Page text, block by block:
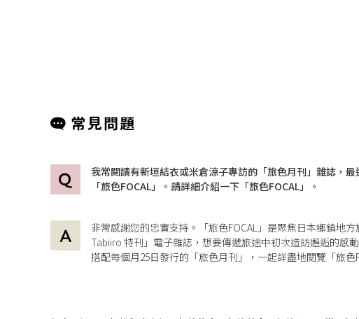
我常閱讀有新垣結衣或米倉涼子專訪的「旅色月刊」雜誌，
「旅色FOCAL」。請詳細介紹一下「旅色FOCAL」。
非常感謝您的忠實支持。「旅色FOCAL」是聚焦日本鄉鎮地
Tabiiro 特刊」電子雜誌，想要傳遞旅途中初次造訪邂逅的感
搭配每個月25日發行的「旅色月刊」，一起詳盡地閱覽「旅色